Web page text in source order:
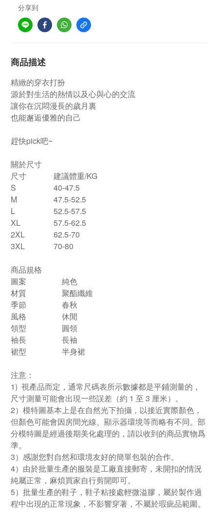
分享到
商品描述
精緻的穿衣打扮
源於對生活的熱情以及心與心的交流
讓你在沉悶漫長的歲月裏
也能邂逅優雅的自己
趕快pick吧~
關於尺寸
尺寸
建議體重/KG
S
40-47.5
M
47.5-52.5
L
52.5-57.5
XL
57.5-62.5
2XL
62.5-70
3XL
70-80
商品規格
圖案
純色
材質
聚酯纖維
季節
春秋
風格
休閒
領型
圓領
袖長
長袖
裙型
半身裙
注意：
1) 視產品而定，通常尺碼表所示數據都是平鋪測量的，
尺寸測量可能會出現一些誤差（約 1 至 3 厘米）。
2）模特圖基本上是在自然光下拍攝，以接近實際顏色，
但顏色可能會因房間光線、顯示器環境等而略有不同。部
分模特圖是經過後期美化處理的，請以收到的商品實物爲
準。
3）感謝您對自然和環境友好的簡單包裝的合作。
4）由於批量生產的服裝是工廠直接郵寄，未開扣的情況
純屬正常，麻煩買家自行剪開即可。
5）批量生產的鞋子，鞋子粘接處輕微溢膠，屬於製作過
程中出現的正常現象，不影響穿著，不屬於瑕疵品範圍。